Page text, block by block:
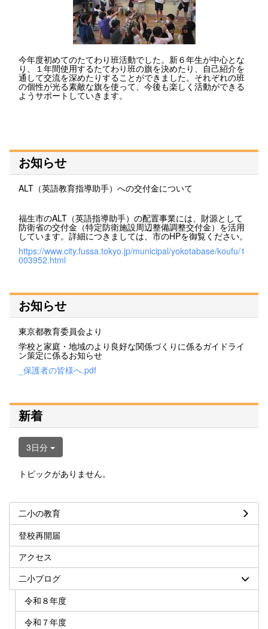
今年度初めてのたてわり班活動でした。新６年生が中心とな
り、１年間使用するたてわり班の旗を決めたり、自己紹介を
通して交流を深めたりすることができました。それぞれの班
の個性が光る素敵な旗を使って、今後も楽しく活動ができる
ようサポートしていきます。
お知らせ
ALT（英語教育指導助手）への交付金について
福生市のALT（英語指導助手）の配置事業には、財源として
防衛省の交付金（特定防衛施設周辺整備調整交付金）を活用
しています。詳細につきましては、市のHPを御覧ください。
https://www.city.fussa.tokyo.jp/municipal/yokotabase/koufu/1
003952.html
お知らせ
東京都教育委員会より
学校と家庭・地域のより良好な関係づくりに係るガイドライ
ン策定に係るお知らせ
_保護者の皆様へ.pdf
新着
3日分
トピックがありません。
二小の教育
登校再開届
アクセス
二小ブログ
令和８年度
令和７年度